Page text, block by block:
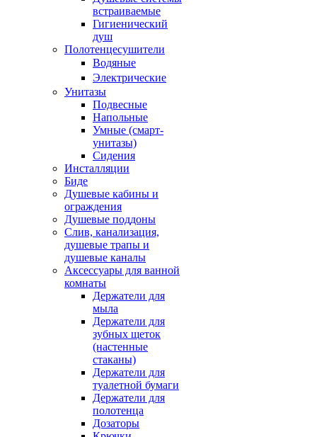
встраиваемые
Гигиенический
душ
Полотенцесушители
ㅤВодяные
ㅤЭлектрические
Унитазы
Подвесные
Напольные
Умные (смарт-
унитазы)
Сидения
Инсталляции
Биде
Душевые кабины и
ограждения
Душевые поддоны
Слив, канализация,
душевые трапы и
душевые каналы
Аксессуары для ванной
комнаты
Держатели для
мыла
Держатели для
зубных щеток
(настенные
стаканы)
Держатели для
туалетной бумаги
Держатели для
полотенца
Дозаторы